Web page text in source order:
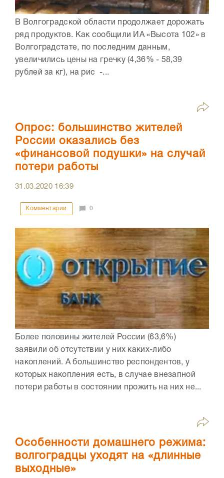
В Волгоградской области продолжает дорожать
ряд продуктов. Как сообщили ИА «Высота 102» в
Волгоградстате, по последним данным,
увеличились цены на гречку (4,36% - 58,39
рублей за кг), на рис -...
Опрос: большинство жителей
России оказались без
«финансовой подушки» на случай
потери работы
31.03.2020 16:39
Комментарии 0
Более половины жителей России (63,6%)
заявили об отсутствии у них каких-либо
накоплений. А большинство респондентов, у
которых накопления есть, в случае внезапной
потери работы в состоянии прожить на них не...
Особенности домашнего режима:
волгоградцы уходят на «длинные
выходные»